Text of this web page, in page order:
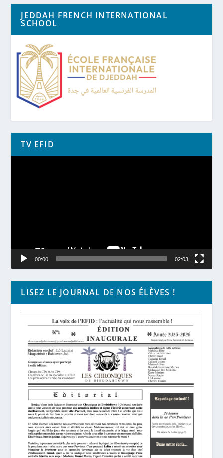
JEDDAH FRENCH INTERNATIONAL
SCHOOL
TV EFID
00:00 02:03
LISEZ LE JOURNAL DE NOS ÉLÈVES !